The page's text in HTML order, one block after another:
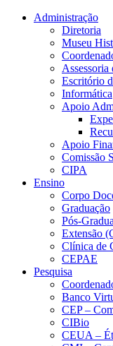
Conteúdo principal
Administração
Diretoria
Museu
Escritório
Informática
Apoio
Apoio
Comissão
CIPA
Ensino
Corpo
Graduação
Pós-
Extensão
Clínica de
CEPAE
Pesquisa
Banco
CEP –
CIBio
CEUA –